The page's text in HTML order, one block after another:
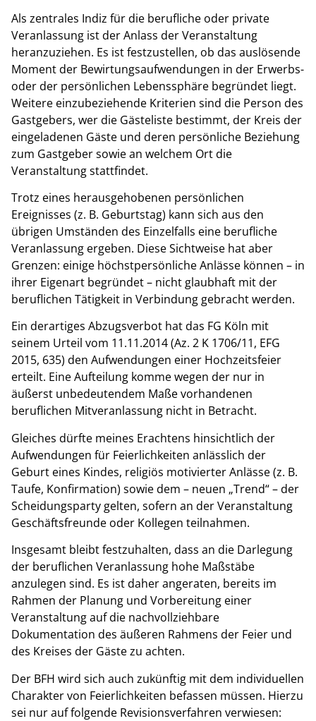
Als zentrales Indiz für die berufliche oder private
Veranlassung ist der Anlass der Veranstaltung
heranzuziehen. Es ist festzustellen, ob das auslösende
Moment der Bewirtungsaufwendungen in der Erwerbs-
oder der persönlichen Lebenssphäre begründet liegt.
Weitere einzubeziehende Kriterien sind die Person des
Gastgebers, wer die Gästeliste bestimmt, der Kreis der
eingeladenen Gäste und deren persönliche Beziehung
zum Gastgeber sowie an welchem Ort die
Veranstaltung stattfindet.
Trotz eines herausgehobenen persönlichen
Ereignisses (z. B. Geburtstag) kann sich aus den
übrigen Umständen des Einzelfalls eine berufliche
Veranlassung ergeben. Diese Sichtweise hat aber
Grenzen: einige höchstpersönliche Anlässe können – in
ihrer Eigenart begründet – nicht glaubhaft mit der
beruflichen Tätigkeit in Verbindung gebracht werden.
Ein derartiges Abzugsverbot hat das FG Köln mit
seinem Urteil vom 11.11.2014 (Az. 2 K 1706/11, EFG
2015, 635) den Aufwendungen einer Hochzeitsfeier
erteilt. Eine Aufteilung komme wegen der nur in
äußerst unbedeutendem Maße vorhandenen
beruflichen Mitveranlassung nicht in Betracht.
Gleiches dürfte meines Erachtens hinsichtlich der
Aufwendungen für Feierlichkeiten anlässlich der
Geburt eines Kindes, religiös motivierter Anlässe (z. B.
Taufe, Konfirmation) sowie dem – neuen „Trend“ – der
Scheidungsparty gelten, sofern an der Veranstaltung
Geschäftsfreunde oder Kollegen teilnahmen.
Insgesamt bleibt festzuhalten, dass an die Darlegung
der beruflichen Veranlassung hohe Maßstäbe
anzulegen sind. Es ist daher angeraten, bereits im
Rahmen der Planung und Vorbereitung einer
Veranstaltung auf die nachvollziehbare
Dokumentation des äußeren Rahmens der Feier und
des Kreises der Gäste zu achten.
Der BFH wird sich auch zukünftig mit dem individuellen
Charakter von Feierlichkeiten befassen müssen. Hierzu
sei nur auf folgende Revisionsverfahren verwiesen: